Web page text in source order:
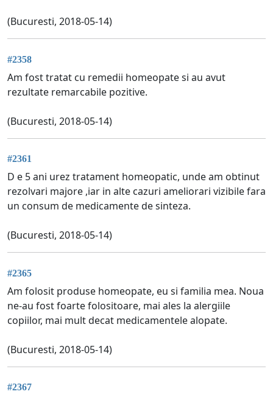
(Bucuresti, 2018-05-14)
#2358
Am fost tratat cu remedii homeopate si au avut
rezultate remarcabile pozitive.
(Bucuresti, 2018-05-14)
#2361
D e 5 ani urez tratament homeopatic, unde am obtinut
rezolvari majore ,iar in alte cazuri ameliorari vizibile fara
un consum de medicamente de sinteza.
(Bucuresti, 2018-05-14)
#2365
Am folosit produse homeopate, eu si familia mea. Noua
ne-au fost foarte folositoare, mai ales la alergiile
copiilor, mai mult decat medicamentele alopate.
(Bucuresti, 2018-05-14)
#2367